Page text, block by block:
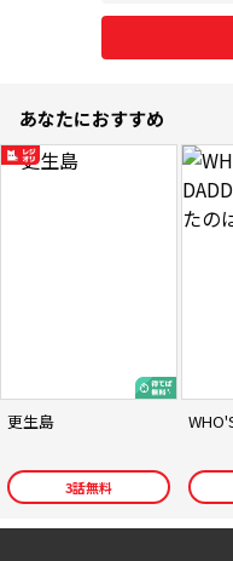
あなたにおすすめ
更生島
3話無料